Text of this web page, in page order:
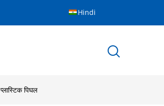
Hindi
पिघल